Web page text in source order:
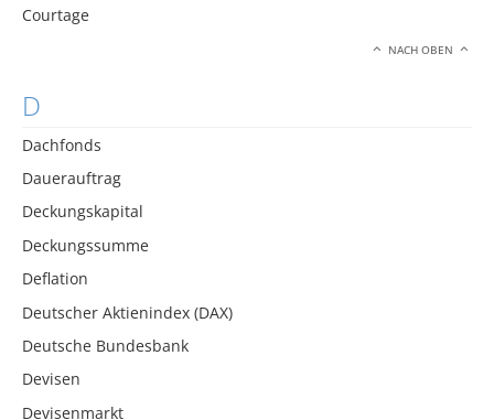
Courtage
NACH OBEN
D
Dachfonds
Dauerauftrag
Deckungskapital
Deckungssumme
Deflation
Deutscher Aktienindex (DAX)
Deutsche Bundesbank
Devisen
Devisenmarkt